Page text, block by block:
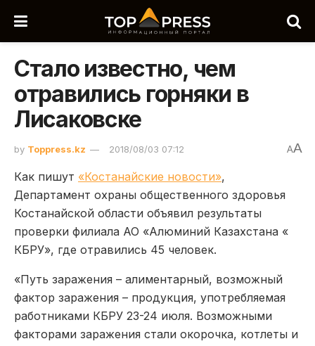
Стало известно, чем
отравились горняки в
Лисаковске
by Toppress.kz 2018/08/03 07:12 AA
Как пишут «Костанайские новости»,
Департамент охраны общественного здоровья
Костанайской области объявил результаты
проверки филиала АО «Алюминий Казахстана «
КБРУ», где отравились 45 человек.
«Путь заражения – алиментарный, возможный
фактор заражения – продукция, употребляемая
работниками КБРУ 23-24 июля. Возможными
факторами заражения стали окорочка, котлеты и